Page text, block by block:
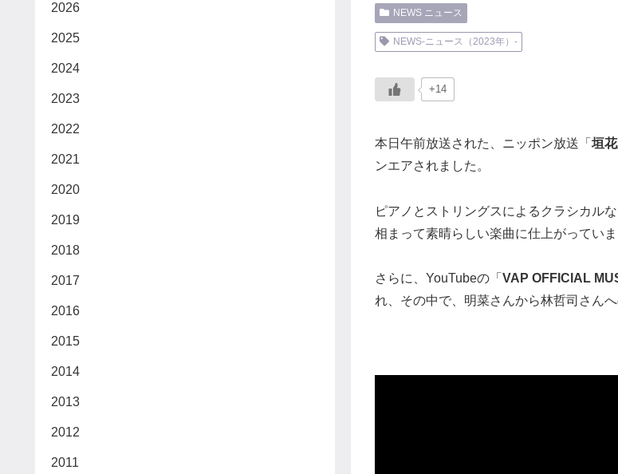
NEWS ニュース
NEWS-ニュース（2023年）-
+14
本日午前放送された、ニッポン放送「 垣
ンエアされました。
ピアノとストリングスによるクラシカル
相まって素晴らしい楽曲に仕上がっていま
さらに、YouTubeの「 VAP OFFICIAL
れ、その中で、明菜さんから林哲司さん
2026
2025
2024
2023
2022
2021
2020
2019
2018
2017
2016
2015
2014
2013
2012
2011